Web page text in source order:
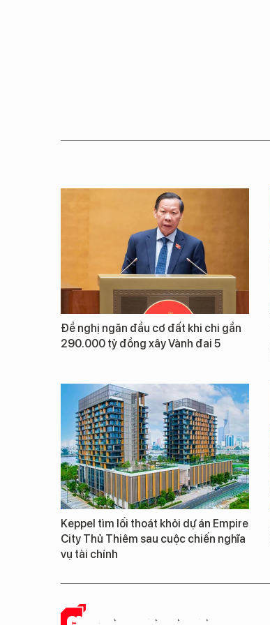
Đề nghị ngăn đầu cơ đất khi chi gần
290.000 tỷ đồng xây Vành đai 5
Keppel tìm lối thoát khỏi dự án Empire
City Thủ Thiêm sau cuộc chiến nghĩa
vụ tài chính